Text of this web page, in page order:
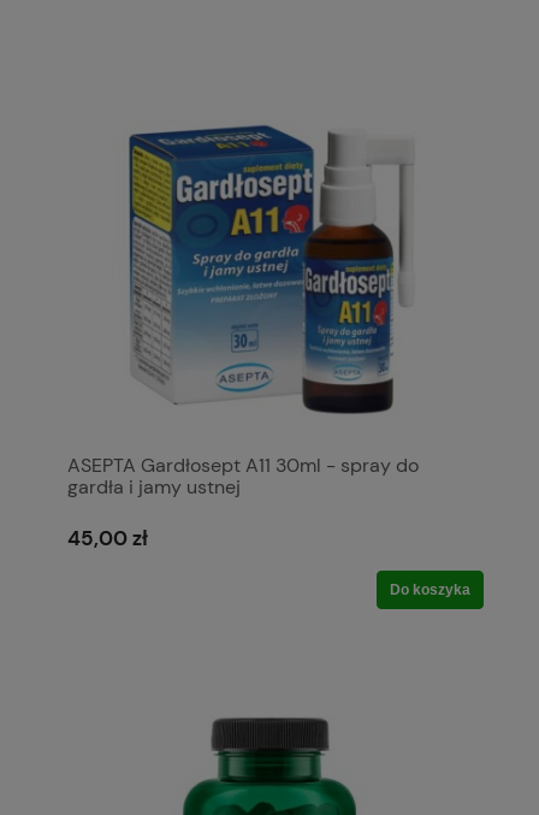
ASEPTA Gardłosept A11 30ml - spray do
gardła i jamy ustnej
45,00 zł
Do koszyka